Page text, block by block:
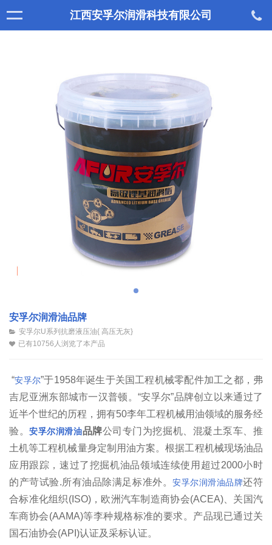
江西安孚尔润滑科技有限公司
安孚尔润滑油品牌
安孚尔U系列抗磨液压油{ 高压无灰}
已有10756人浏览了本产品
“安孚尔”于1958年诞生于关国工程机械零配件加工之都，弗
吉尼亚洲东部城市一汉普顿。“安孚尔”品牌创立以来通过了
近半个世纪的历程，拥有50李年工程机械用油领域的服务经
验。安孚尔润滑油品牌公司专门为挖掘机、混凝土泵车、推
土机等工程机械量身定制用油方案。根据工程机械现场油品
应用跟踪，速过了挖掘机油品领域连续使用超过2000小时
的产苛试验.所有油品除满足标准外。安孚尔润滑油品牌还符
合标准化组织(ISO)，欧洲汽车制造商协会(ACEA)、关国汽
车商协会(AAMA)等李种规格标准的要求。产品现已通过关
国石油协会(API)认证及采标认证。